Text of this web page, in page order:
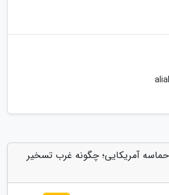
آمریکایی؛ چگونه غرب تسخیر